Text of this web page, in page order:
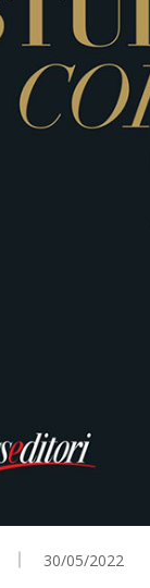
30/05/2022